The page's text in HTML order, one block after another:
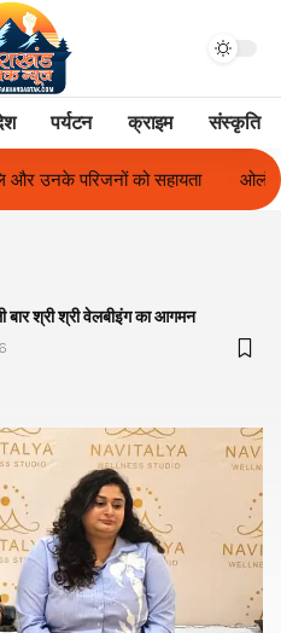
पर्यटन क्राइम संस्कृति
के इंटर-हाउस फुटबॉल टूर्नामेंट में रिग
बार श्री श्री वेलबीइंग का आगमन